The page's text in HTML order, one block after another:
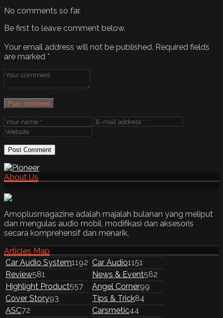
No comments so far.
Be first to leave comment below.
Your email address will not be published. Required fields
are marked *
Post comment
About Us
Amoplusmagazine adalah majalah bulanan yang meliput
dan mengulas audio mobil, modifikasi dan aksesoris
secara komprehensif dan menarik.
Articles Map
Car Audio System1192 Car Audio1151
Review581 News & Event562
Highlight Product557 Angel Corner99
Cover Story93 Tips & Trick84
ASC72 Carsmetic44